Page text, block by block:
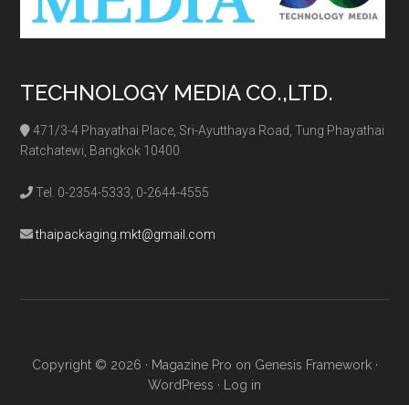
TECHNOLOGY MEDIA CO.,LTD.
471/3-4 Phayathai Place, Sri-Ayutthaya Road, Tung Phayathai
Ratchatewi, Bangkok 10400
Tel. 0-2354-5333, 0-2644-4555
thaipackaging.mkt@gmail.com
Copyright © 2026 · Magazine Pro on Genesis Framework·
WordPress · Log in